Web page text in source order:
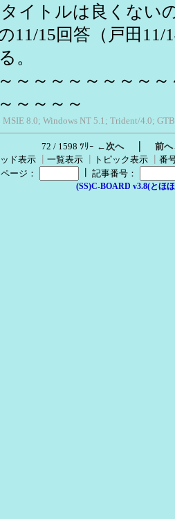
イトルは良くない
15回答（戸田11/
。
～～～～～～～～
～～～～
8.0; Windows NT 5.1; Trident/4.0;
72 / 1598 ﾂﾘｰ ←次へ｜ 前
ド表示 一覧表示 トピック表示
番
ページ：
記事番号：
(SS)C-BOARD v3.8(とほ